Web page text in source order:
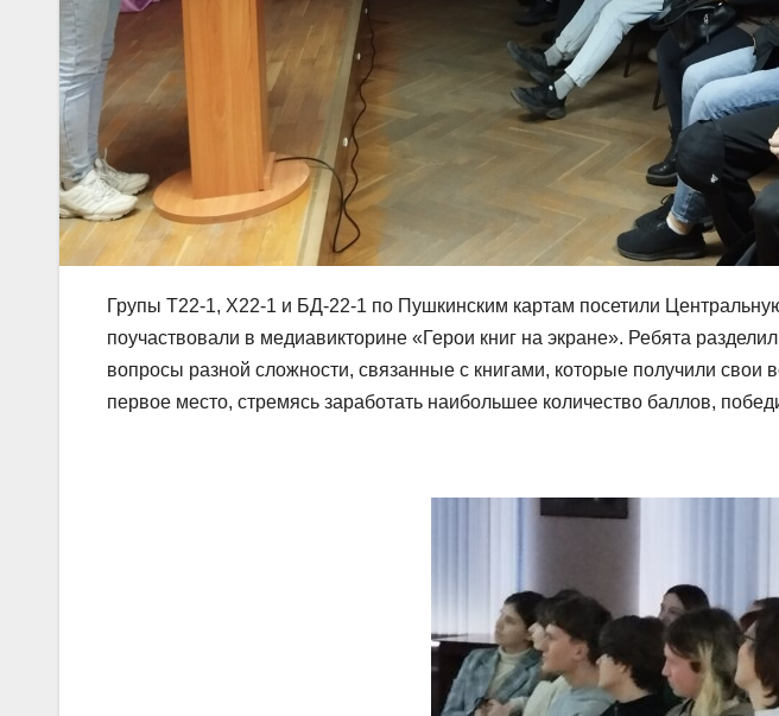
Групы Т22-1, Х22-1 и БД-22-1 по Пушкинским картам посетили
поучаствовали в медиавикторине «Герои книг на экране». Ребята
вопросы разной сложности, связанные с книгами, которые получили свои
первое место, стремясь заработать наибольшее количество баллов,